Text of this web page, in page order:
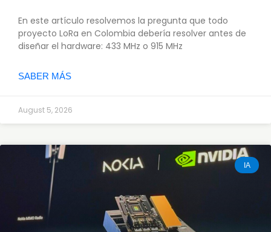
En este artículo resolvemos la pregunta que todo
proyecto LoRa en Colombia debería resolver antes de
diseñar el hardware: 433 MHz o 915 MHz
SABER MÁS
August 5, 2026
IA